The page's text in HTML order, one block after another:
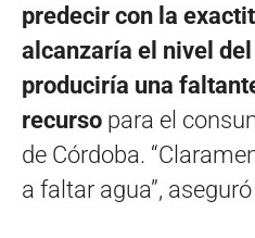
predecir con la
alcanzaría el nivel
produciría una
recurso para el
de Córdoba.
a faltar agua”,